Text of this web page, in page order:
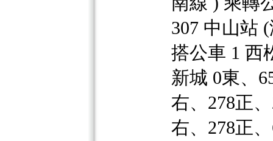
307 中山站
搭公車 1 西
新城 0東、
右、278正
右、278正